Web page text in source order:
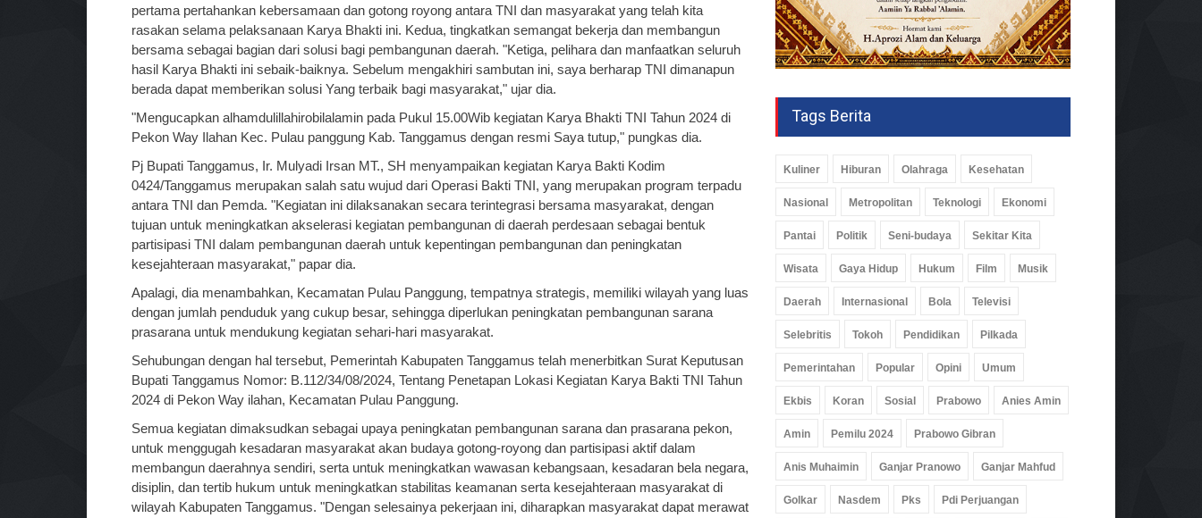
pertama pertahankan kebersamaan dan gotong royong antara TNI dan masyarakat yang telah kita
rasakan selama pelaksanaan Karya Bhakti ini. Kedua, tingkatkan semangat bekerja dan membangun
bersama sebagai bagian dari solusi bagi pembangunan daerah. "Ketiga, pelihara dan manfaatkan seluruh
hasil Karya Bhakti ini sebaik-baiknya. Sebelum mengakhiri sambutan ini, saya berharap TNI dimanapun
berada dapat memberikan solusi Yang terbaik bagi masyarakat," ujar dia.
"Mengucapkan alhamdulillahirobilalamin pada Pukul 15.00Wib kegiatan Karya Bhakti TNI Tahun 2024 di
Pekon Way Ilahan Kec. Pulau panggung Kab. Tanggamus dengan resmi Saya tutup," pungkas dia.
Pj Bupati Tanggamus, Ir. Mulyadi Irsan MT., SH menyampaikan kegiatan Karya Bakti Kodim
0424/Tanggamus merupakan salah satu wujud dari Operasi Bakti TNI, yang merupakan program terpadu
antara TNI dan Pemda. "Kegiatan ini dilaksanakan secara terintegrasi bersama masyarakat, dengan
tujuan untuk meningkatkan akselerasi kegiatan pembangunan di daerah perdesaan sebagai bentuk
partisipasi TNI dalam pembangunan daerah untuk kepentingan pembangunan dan peningkatan
kesejahteraan masyarakat," papar dia.
Apalagi, dia menambahkan, Kecamatan Pulau Panggung, tempatnya strategis, memiliki wilayah yang luas
dengan jumlah penduduk yang cukup besar, sehingga diperlukan peningkatan pembangunan sarana
prasarana untuk mendukung kegiatan sehari-hari masyarakat.
Sehubungan dengan hal tersebut, Pemerintah Kabupaten Tanggamus telah menerbitkan Surat Keputusan
Bupati Tanggamus Nomor: B.112/34/08/2024, Tentang Penetapan Lokasi Kegiatan Karya Bakti TNI Tahun
2024 di Pekon Way ilahan, Kecamatan Pulau Panggung.
Semua kegiatan dimaksudkan sebagai upaya peningkatan pembangunan sarana dan prasarana pekon,
untuk menggugah kesadaran masyarakat akan budaya gotong-royong dan partisipasi aktif dalam
membangun daerahnya sendiri, serta untuk meningkatkan wawasan kebangsaan, kesadaran bela negara,
disiplin, dan tertib hukum untuk meningkatkan stabilitas keamanan serta kesejahteraan masyarakat di
wilayah Kabupaten Tanggamus. "Dengan selesainya pekerjaan ini, diharapkan masyarakat dapat merawat
Tags Berita
Kuliner Hiburan Olahraga Kesehatan
Nasional Metropolitan Teknologi Ekonomi
Pantai Politik Seni-budaya Sekitar Kita
Wisata Gaya Hidup Hukum Film Musik
Daerah Internasional Bola Televisi
Selebritis Tokoh Pendidikan Pilkada
Pemerintahan Popular Opini Umum
Ekbis Koran Sosial Prabowo Anies Amin
Amin Pemilu 2024 Prabowo Gibran
Anis Muhaimin Ganjar Pranowo Ganjar Mahfud
Golkar Nasdem Pks Pdi Perjuangan